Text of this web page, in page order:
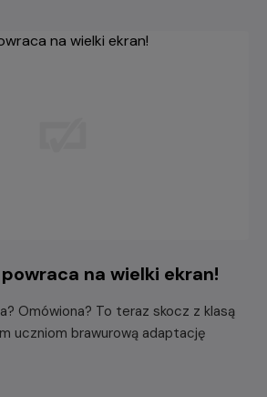
powraca na wielki ekran!
Omówiona? To teraz skocz z klasą
uczniom brawurową adaptację